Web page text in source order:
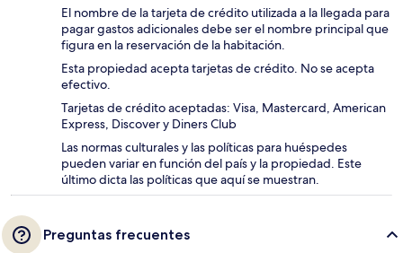
El nombre de la tarjeta de crédito utilizada a la llegada para
pagar gastos adicionales debe ser el nombre principal que
figura en la reservación de la habitación.
Esta propiedad acepta tarjetas de crédito. No se acepta
efectivo.
Tarjetas de crédito aceptadas: Visa, Mastercard, American
Express, Discover y Diners Club
Las normas culturales y las políticas para huéspedes
pueden variar en función del país y la propiedad. Este
último dicta las políticas que aquí se muestran.
Preguntas frecuentes